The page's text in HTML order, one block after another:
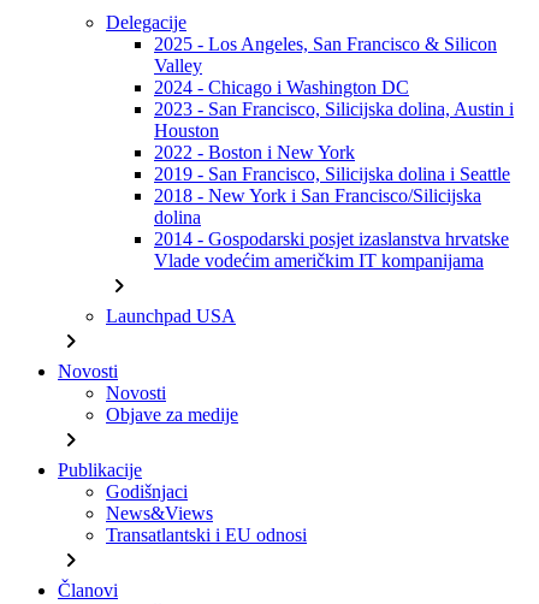
Delegacije
2025 - Los Angeles, San Francisco & Silicon
Valley
2024 - Chicago i Washington DC
2023 - San Francisco, Silicijska dolina, Austin i
Houston
2022 - Boston i New York
2019 - San Francisco, Silicijska dolina i Seattle
2018 - New York i San Francisco/Silicijska
dolina
2014 - Gospodarski posjet izaslanstva hrvatske
Vlade vodećim američkim IT kompanijama
chevron_right
Launchpad USA
chevron_right
Novosti
Novosti
Objave za medije
chevron_right
Publikacije
Godišnjaci
News&Views
Transatlantski i EU odnosi
chevron_right
Članovi